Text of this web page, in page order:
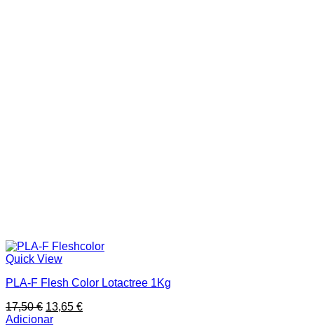
Quick View
PLA-F Flesh Color Lotactree 1Kg
17,50€ O
preço
13,65 €O
Adicionar